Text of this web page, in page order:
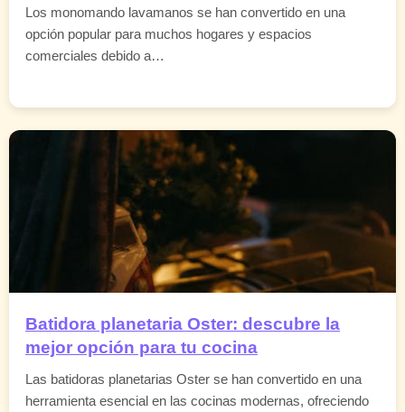
Los monomando lavamanos se han convertido en una
opción popular para muchos hogares y espacios
comerciales debido a…
Batidora planetaria Oster: descubre la
mejor opción para tu cocina
Las batidoras planetarias Oster se han convertido en una
herramienta esencial en las cocinas modernas, ofreciendo